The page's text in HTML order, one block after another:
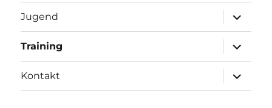
Jugend
öffnen
Training
öffnen
Kontakt
öffnen